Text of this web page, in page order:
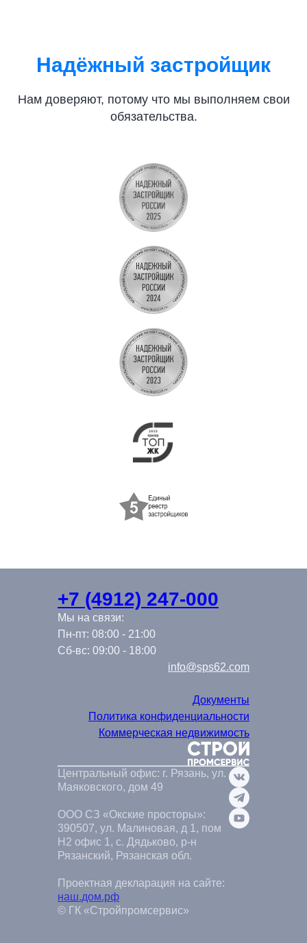
Надёжный застройщик
Нам доверяют, потому что мы выполняем свои
обязательства.
+7 (4912) 247-000
Мы на связи:
Пн-пт: 08:00 - 21:00
Сб-вс: 09:00 - 18:00
info@sps62.com
Документы
Политика конфиденциальности
Коммерческая недвижимость
Центральный офис: г. Рязань, ул.
Маяковского, дом 49
ООО СЗ «Окские просторы»:
390507, ул. Малиновая, д 1, пом
Н2 офис 1, с. Дядьково, р-н
Рязанский, Рязанская обл.
Проектная декларация на сайте:
наш.дом.рф
© ГК «Стройпромсервис»